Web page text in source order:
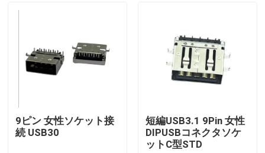
接触
DIP USB コネクタ
9ピン 女性ソケット接
続 USB30
短編USB3.1 9Pin 女性
DIPUSBコネクタソケ
ットC型STD